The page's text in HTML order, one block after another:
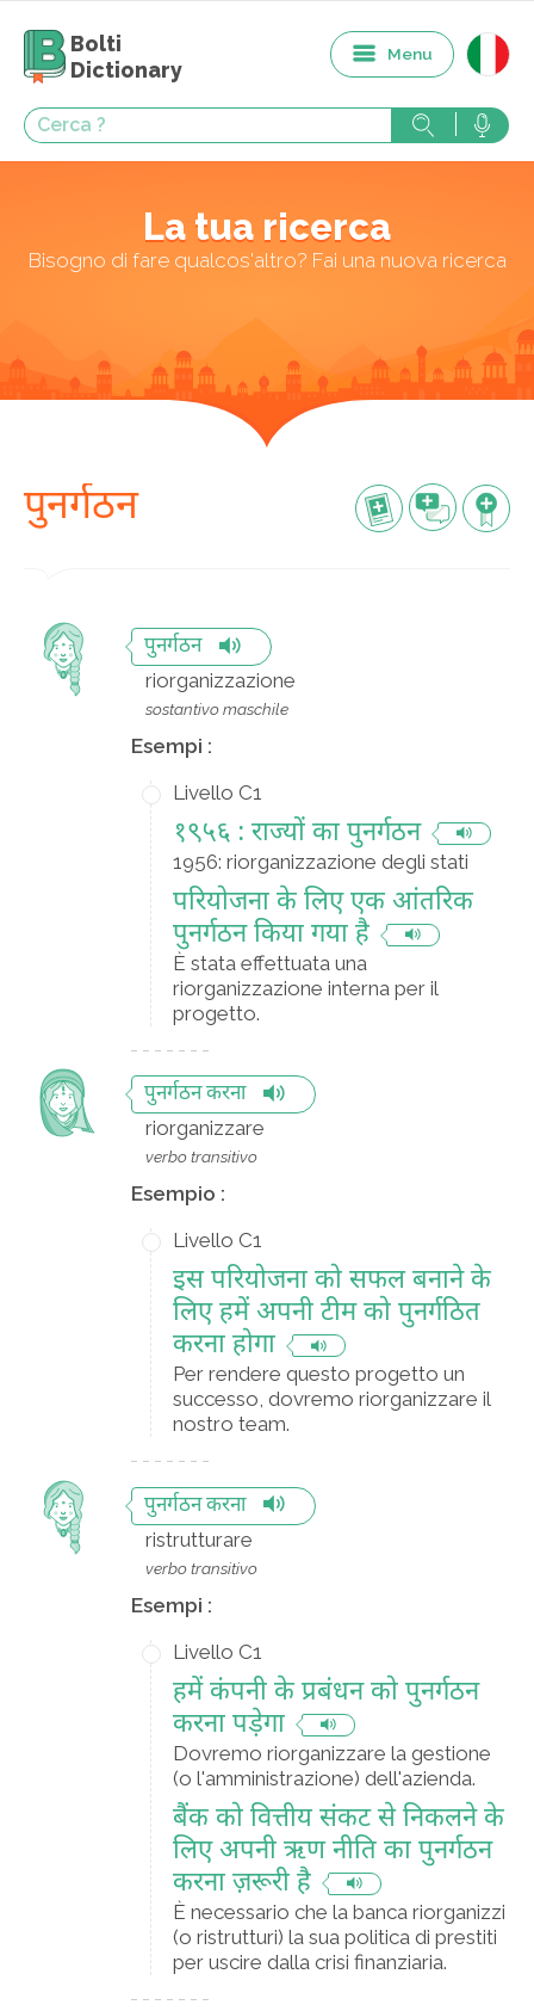
Bolti
Dictionary
Menu
La tua ricerca
Bisogno di fare qualcos'altro? Fai una nuova ricerca
पुनर्गठन
पुनर्गठन
riorganizzazione
sostantivo maschile
Esempi :
Livello C1
१९५६ : राज्यों का पुनर्गठन
1956: riorganizzazione degli stati
परियोजना के लिए एक आंतरिक
पुनर्गठन किया गया है
È stata effettuata una
riorganizzazione interna per il
progetto.
पुनर्गठन करना
riorganizzare
verbo transitivo
Esempio :
Livello C1
इस परियोजना को सफल बनाने के
लिए हमें अपनी टीम को पुनर्गठित
करना होगा
Per rendere questo progetto un
successo, dovremo riorganizzare il
nostro team.
पुनर्गठन करना
ristrutturare
verbo transitivo
Esempi :
Livello C1
हमें कंपनी के प्रबंधन को पुनर्गठन
करना पड़ेगा
Dovremo riorganizzare la gestione
(o l'amministrazione) dell'azienda.
बैंक को वित्तीय संकट से निकलने के
लिए अपनी ऋण नीति का पुनर्गठन
करना ज़रूरी है
È necessario che la banca riorganizzi
(o ristrutturi) la sua politica di prestiti
per uscire dalla crisi finanziaria.